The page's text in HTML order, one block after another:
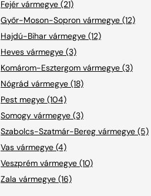
Fejér vármegye (21)
Győr-Moson-Sopron vármegye (12)
Hajdú-Bihar vármegye (12)
Heves vármegye (3)
Komárom-Esztergom vármegye (3)
Nógrád vármegye (18)
Pest megye (104)
Somogy vármegye (3)
Szabolcs-Szatmár-Bereg vármegye (5)
Vas vármegye (4)
Veszprém vármegye (10)
Zala vármegye (16)